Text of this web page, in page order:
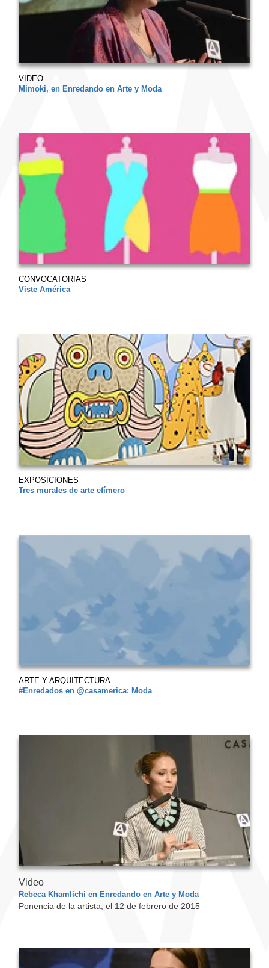
VIDEO
Mimoki, en Enredando en Arte y Moda
CONVOCATORIAS
Viste América
EXPOSICIONES
Tres murales de arte efímero
ARTE Y ARQUITECTURA
#Enredados en @casamerica: Moda
Video
Rebeca Khamlichi en Enredando en Arte y Moda
Ponencia de la artista, el 12 de febrero de 2015